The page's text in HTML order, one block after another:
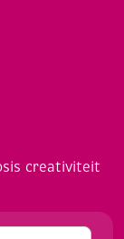
creativiteit